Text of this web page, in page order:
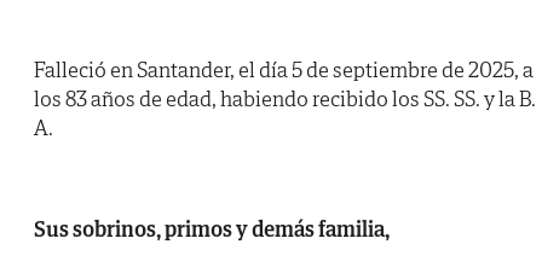
Falleció en Santander, el día 5 de septiembre de 2025, a
los 83 años de edad, habiendo recibido los SS. SS. y la B.
A.
Sus sobrinos, primos y demás familia,